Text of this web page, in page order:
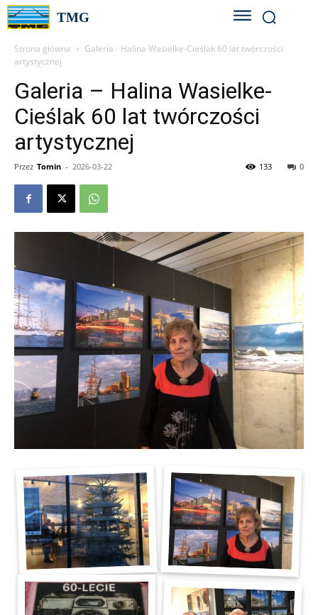
TMG
Strona główna
Galeria - Halina Wasielke-Cieślak 60 lat twórczości
artystycznej
Galeria – Halina Wasielke-
Cieślak 60 lat twórczości
artystycznej
Przez Tomin - 2026-03-22 0
133